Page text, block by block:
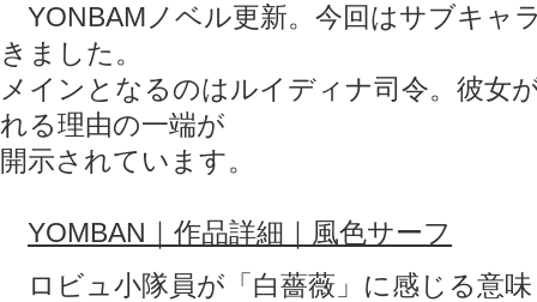
YONBAMノベル更新。今回はサブキャ
きました。
メインとなるのはルイディナ司令。彼女
れる理由の一端が
開示されています。
YOMBAN｜作品詳細｜風色サーフ
ロビュ小隊員が「白薔薇」に感じる意